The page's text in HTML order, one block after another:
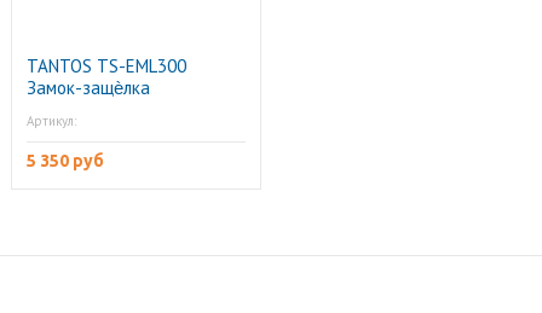
TANTOS TS-EML300
Замок-защѐлка
Артикул:
5 350 руб